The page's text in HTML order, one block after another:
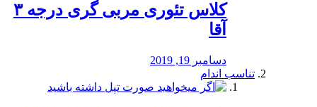
کلاس تئوری مربی گری درجه ۳
آقا
دسامبر 19, 2019
تناسب اندام